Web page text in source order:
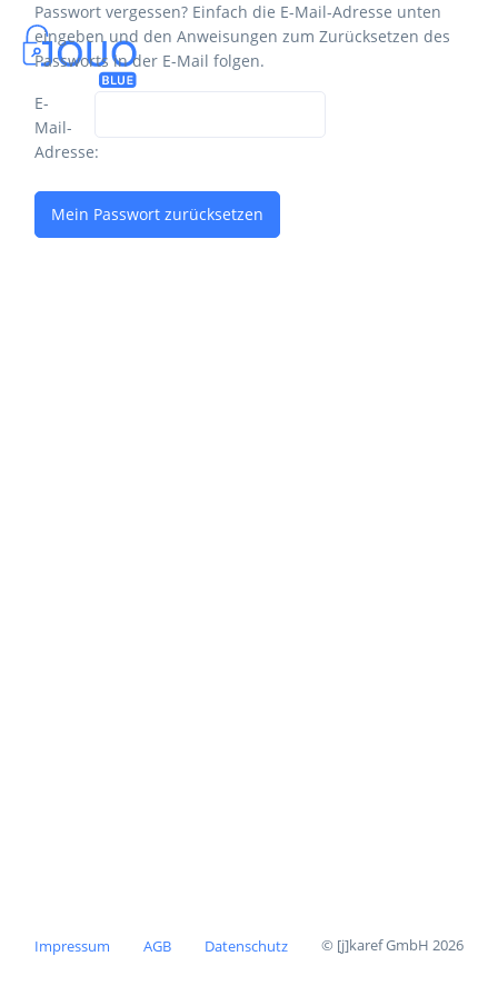
Passwort vergessen? Einfach die E-Mail-Adresse unten
eingeben und den Anweisungen zum Zurücksetzen des
Passworts in der E-Mail folgen.
E-
Mail-
Adresse:
Mein Passwort zurücksetzen
Impressum AGB Datenschutz © [j]karef GmbH 2026